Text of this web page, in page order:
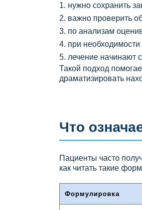
нужно сохранить
важно проверить
по анализам
при
лечение начинают
Такой подход
драматизировать
Что
Пациенты часто
как читать такие
Формулировка